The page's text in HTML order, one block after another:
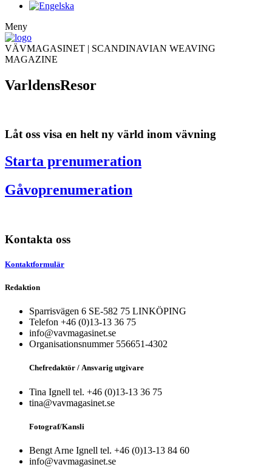
Meny
VÄVMAGASINET | SCANDINAVIAN WEAVING
MAGAZINE
VarldensResor
Låt oss visa en helt ny värld inom vävning
Starta prenumeration
Gåvoprenumeration
Kontakta oss
Kontaktformulär
Redaktion
Sparrisvägen 6 SE-582 75 LINKÖPING
Telefon +46 (0)13-13 36 75
info@vavmagasinet.se
Organisationsnummer 556651-4302
Chefredaktör / Ansvarig utgivare
Tina Ignell tel. +46 (0)13-13 36 75
tina@vavmagasinet.se
Fotograf/Kansli
Bengt Arne Ignell tel. +46 (0)13-13 84 60
info@vavmagasinet.se